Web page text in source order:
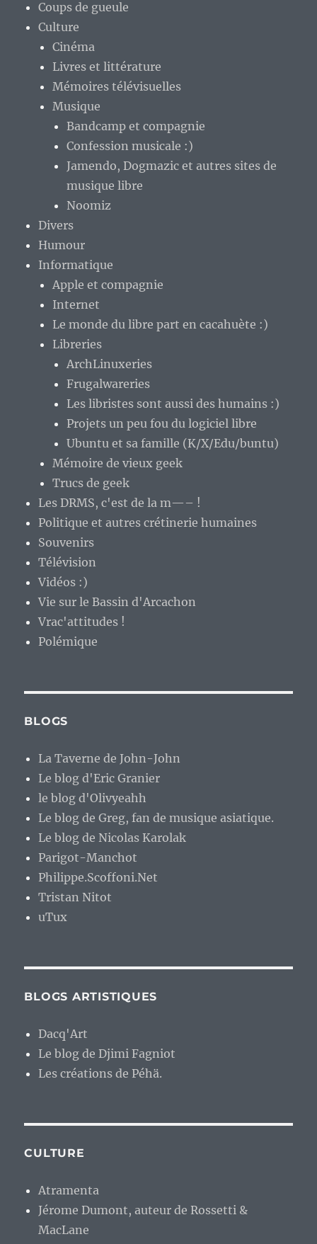
Coups de gueule
Culture
Cinéma
Livres et littérature
Mémoires télévisuelles
Musique
Bandcamp et compagnie
Confession musicale :)
Jamendo, Dogmazic et autres sites de
musique libre
Noomiz
Divers
Humour
Informatique
Apple et compagnie
Internet
Le monde du libre part en cacahuète :)
Libreries
ArchLinuxeries
Frugalwareries
Les libristes sont aussi des humains :)
Projets un peu fou du logiciel libre
Ubuntu et sa famille (K/X/Edu/buntu)
Mémoire de vieux geek
Trucs de geek
Les DRMS, c'est de la m—– !
Politique et autres crétinerie humaines
Souvenirs
Télévision
Vidéos :)
Vie sur le Bassin d'Arcachon
Vrac'attitudes !
Polémique
BLOGS
La Taverne de John-John
Le blog d'Eric Granier
le blog d'Olivyeahh
Le blog de Greg, fan de musique asiatique.
Le blog de Nicolas Karolak
Parigot-Manchot
Philippe.Scoffoni.Net
Tristan Nitot
uTux
BLOGS ARTISTIQUES
Dacq'Art
Le blog de Djimi Fagniot
Les créations de Péhä.
CULTURE
Atramenta
Jérome Dumont, auteur de Rossetti &
MacLane